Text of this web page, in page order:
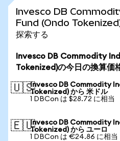
Invesco DB
Fund (Ondo Tokenized)
探索する
Invesco DB Commodity
Tokenized)の今日の換算価
🇺🇸Invesco DB Commodity
Tokenized) から 米ドル
1 DBCon は $28.72 に相当
🇪🇺Invesco DB Commodity
Tokenized) から ユーロ
1 DBCon は €24.86 に相当